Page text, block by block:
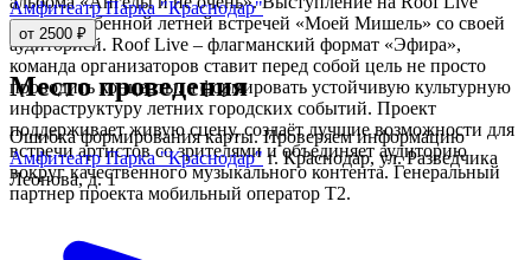
станет особенной летней встречей «Моей Мишель» со своей
аудиторией. Roof Live – флагманский формат «Эфира»,
команда организаторов ставит перед собой цель не просто
проводить концерты, а формировать устойчивую культурную
инфраструктуру летних городских событий. Проект
поддерживает живую сцену, создаёт лучшие возможности для
встречи артистов со зрителями и объединяет аудиторию
вокруг качественного музыкального контента. Генеральный
партнер проекта мобильный оператор Т2.
Амфитеатр Парка "Краснодар"
от 2500 ₽
Место проведения
Ошибка формирования карты. Проверяем информацию
Амфитеатр Парка "Краснодар" г. Краснодар, ул. Разведчика
Леонова, д. 1